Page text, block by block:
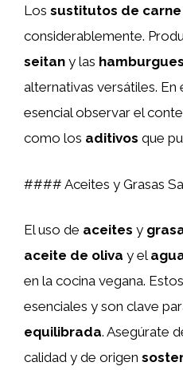
Los sustitutos de carne
considerablemente.
seitan y las
alternativas versátiles.
esencial observar el
como los aditivos que
#### Aceites y Grasas
El uso de aceites y
aceite de oliva y el
en la cocina vegana.
esenciales y son clave
equilibrada. Asegúrate
calidad y de origen